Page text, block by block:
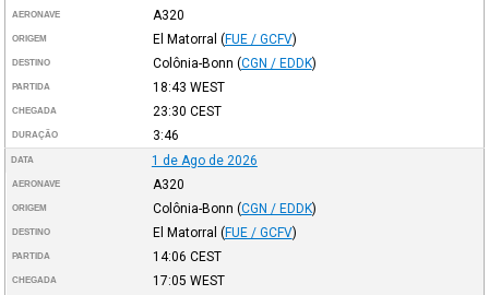
AERONAVE A320
ORIGEM El Matorral (FUE / GCFV)
DESTINO Colônia-Bonn (CGN / EDDK)
PARTIDA 18:43 WEST
CHEGADA 23:30 CEST
DURAÇÃO 3:46
DATA 1 de Ago de 2026
AERONAVE A320
ORIGEM Colônia-Bonn (CGN / EDDK)
DESTINO El Matorral (FUE / GCFV)
PARTIDA 14:06 CEST
CHEGADA 17:05 WEST